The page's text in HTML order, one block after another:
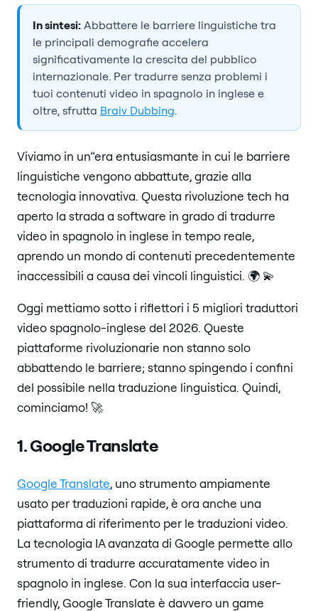
In sintesi:Abbattere le barriere linguistiche tra
le principali demografie accelera
significativamente la crescita del pubblico
internazionale. Per tradurre senza problemi i
tuoi contenuti video in spagnolo in inglese e
oltre, sfrutta Braiv Dubbing.
Viviamo in un”era entusiasmante in cui le barriere
linguistiche vengono abbattute, grazie alla
tecnologia innovativa. Questa rivoluzione tech ha
aperto la strada a software in grado di tradurre
video in spagnolo in inglese in tempo reale,
aprendo un mondo di contenuti precedentemente
inaccessibili a causa dei vincoli linguistici. 🌍 💫
Oggi mettiamo sotto i riflettori i 5 migliori traduttori
video spagnolo-inglese del 2026. Queste
piattaforme rivoluzionarie non stanno solo
abbattendo le barriere; stanno spingendo i confini
del possibile nella traduzione linguistica. Quindi,
cominciamo! 🚀
1. Google Translate
Google Translate, uno strumento ampiamente
usato per traduzioni rapide, è ora anche una
piattaforma di riferimento per le traduzioni video.
La tecnologia IA avanzata di Google permette allo
strumento di tradurre accuratamente video in
spagnolo in inglese. Con la sua interfaccia user-
friendly, Google Translate è davvero un game